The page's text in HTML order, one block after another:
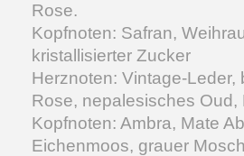
Rose.
Kopfnoten: Safran,
kristallisierter Zucker
Herznoten: Vintage-Leder,
Rose, nepalesisches Oud,
Kopfnoten: Ambra, Mate
Eichenmoos, grauer